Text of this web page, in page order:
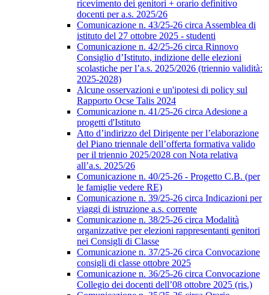
ricevimento dei genitori + orario definitivo
docenti per a.s. 2025/26
Comunicazione n. 43/25-26 circa Assemblea di
istituto del 27 ottobre 2025 - studenti
Comunicazione n. 42/25-26 circa Rinnovo
Consiglio d’Istituto, indizione delle elezioni
scolastiche per l’a.s. 2025/2026 (triennio validità:
2025-2028)
Alcune osservazioni e un'ipotesi di policy sul
Rapporto Ocse Talis 2024
Comunicazione n. 41/25-26 circa Adesione a
progetti d'Istituto
Atto d’indirizzo del Dirigente per l’elaborazione
del Piano triennale dell’offerta formativa valido
per il triennio 2025/2028 con Nota relativa
all’a.s. 2025/26
Comunicazione n. 40/25-26 - Progetto C.B. (per
le famiglie vedere RE)
Comunicazione n. 39/25-26 circa Indicazioni per
viaggi di istruzione a.s. corrente
Comunicazione n. 38/25-26 circa Modalità
organizzative per elezioni rappresentanti genitori
nei Consigli di Classe
Comunicazione n. 37/25-26 circa Convocazione
consigli di classe ottobre 2025
Comunicazione n. 36/25-26 circa Convocazione
Collegio dei docenti dell’08 ottobre 2025 (ris.)